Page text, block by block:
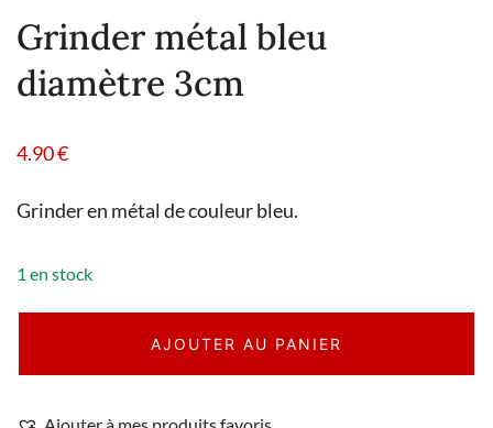
Grinder métal bleu
diamètre 3cm
4.90€
Grinder en métal de couleur bleu.
1 en stock
AJOUTER AU PANIER